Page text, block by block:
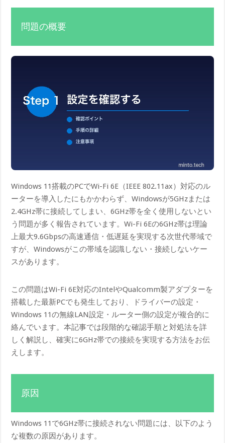
問題の概要
Windows 11搭載のPCでWi-Fi 6E（IEEE 802.11ax）対応のル
ーターを導入したにもかかわらず、Windowsが5GHzまたは
2.4GHz帯に接続してしまい、6GHz帯を全く使用しないとい
う問題が多く報告されています。Wi-Fi 6Eの6GHz帯は理論
上最大9.6Gbpsの高速通信・低遅延を実現する次世代帯域で
すが、Windowsがこの帯域を認識しない・接続しないケー
スがあります。
この問題はWi-Fi 6E対応のIntelやQualcomm製アダプターを
搭載した最新PCでも発生しており、ドライバーの設定・
Windows 11の無線LAN設定・ルーター側の設定が複合的に
絡んでいます。本記事では段階的な確認手順と対処法を詳
しく解説し、確実に6GHz帯での接続を実現する方法をお伝
えします。
原因
Windows 11で6GHz帯に接続されない問題には、以下のよう
な複数の原因があります。